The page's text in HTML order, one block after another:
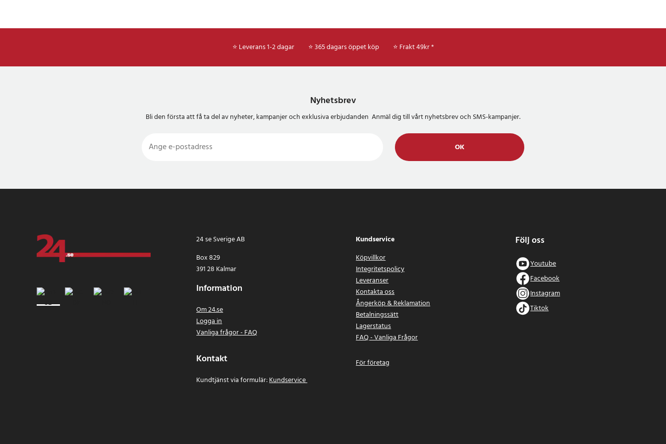
⭐ Leverans 1-2 dagar ⭐ 365 dagars öppet köp ⭐ Frakt 49kr *
Nyhetsbrev
Bli den första att få ta del av nyheter, kampanjer och exklusiva erbjudanden Anmäl dig till vårt nyhetsbrev och SMS-kampanjer.
OK
24 se Sverige AB
Box 829
391 28 Kalmar
Information
Om 24.se
Logga in
Vanliga frågor - FAQ
Kontakt
Kundtjänst via formulär:Kundservice
Kundservice
Köpvillkor
Integritetspolicy
Leveranser
Kontakta oss
Ångerköp & Reklamation
Betalningssätt
Lagerstatus
FAQ - Vanliga Frågor
För företag
Följ oss
Youtube
Facebook
Instagram
Tiktok